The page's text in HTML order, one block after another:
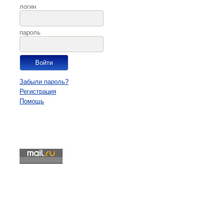
логин
пароль
Забыли пароль?
Регистрация
Помощь